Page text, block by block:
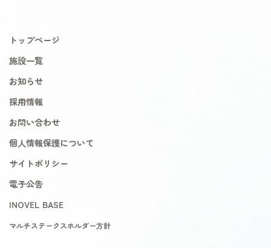
トップページ
施設一覧
お知らせ
採用情報
お問い合わせ
個人情報保護について
サイトポリシー
電子公告
INOVEL BASE
マルチステークスホルダー方針